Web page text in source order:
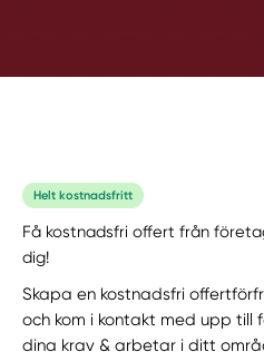
Helt kostnadsfritt
Få kostnadsfri offert från
dig!
Skapa en kostnadsfri
och kom i kontakt med upp
dina krav & arbetar i ditt